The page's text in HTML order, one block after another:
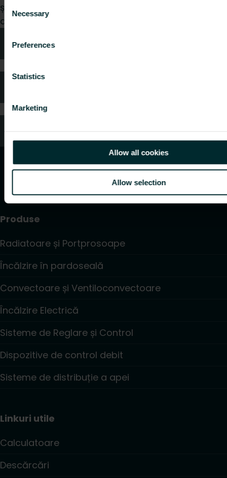
Selection
Necessary
Preferences
Statistics
Marketing
Allow all cookies
Allow selection
și vom fi bucuroși să ne ocupăm de cererea
dumneavoastră.
Sfaturi tehnice
Produse
Radiatoare și Portprosoape
Încălzire în pardoseală
Convectoare și Ventiloconvectoare
Încălzire Electrică
Sisteme de Reglare și Control
Dispozitive de control debit
Sisteme de distribuție a apei
Linkuri utile
Calculatoare
Descărcări